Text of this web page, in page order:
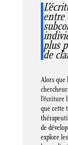
entre
plus
de
Alors que
l’écriture
que cette
de
explore